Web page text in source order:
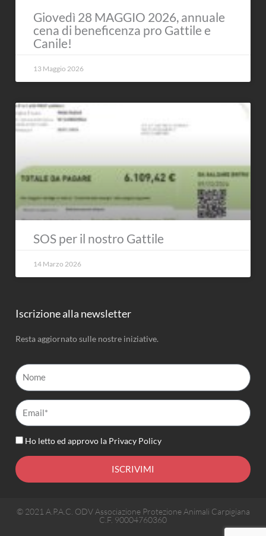
Giovedì 28 MAGGIO 2026, annuale
cena di beneficenza pro Gattile e
Canile!
13 Maggio 2026
SOS per il nostro Gattile
14 Marzo 2026
Iscrizione alla newsletter
Resta aggiornato sulle nostre iniziative.
Nome
Email*
Ho letto ed approvo la Privacy Policy
ISCRIVIMI
© 2021 A.P.A.C. ODV Associazione Protezione Animali Carpigiana
C.F. 90004760360